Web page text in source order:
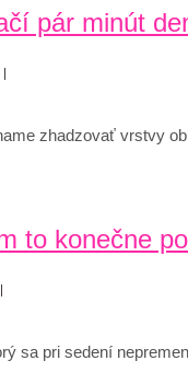
pár minút
|
zhadzovať vrstvy
to konečne
|
sa pri sedení